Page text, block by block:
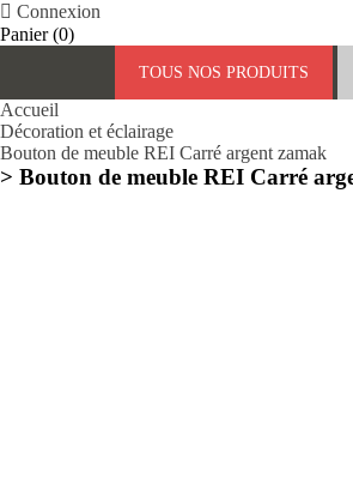
 Connexion
Panier (0)
TOUS NOS PRODUITS
Accueil
Décoration et éclairage
Bouton de meuble REI Carré argent zamak
> Bouton de meuble REI Carré